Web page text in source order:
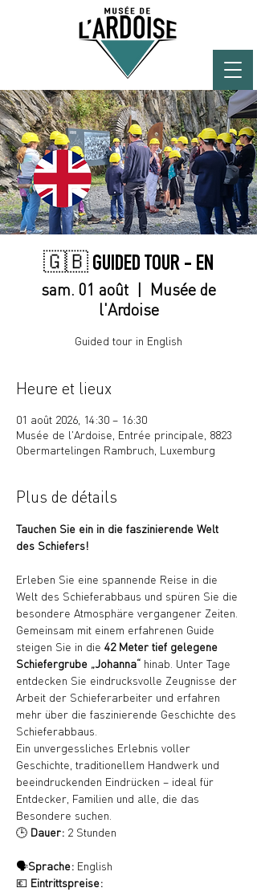
🇬🇧 GUIDED TOUR - EN
sam. 01 août
  |
Musée de
l'Ardoise
Guided tour in English
Heure et lieux
01 août 2026, 14:30 – 16:30
Musée de l'Ardoise, Entrée principale, 8823
Obermartelingen Rambruch, Luxemburg
Plus de détails
Tauchen Sie ein in die faszinierende Welt
des Schiefers!
Erleben Sie eine spannende Reise in die
Welt des Schieferabbaus und spüren Sie die
besondere Atmosphäre vergangener Zeiten.
Gemeinsam mit einem erfahrenen Guide
steigen Sie in die 42 Meter tief gelegene
Schiefergrube „Johanna“ hinab. Unter Tage
entdecken Sie eindrucksvolle Zeugnisse der
Arbeit der Schieferarbeiter und erfahren
mehr über die faszinierende Geschichte des
Schieferabbaus.
Ein unvergessliches Erlebnis voller
Geschichte, traditionellem Handwerk und
beeindruckenden Eindrücken – ideal für
Entdecker, Familien und alle, die das
Besondere suchen.
🕒 Dauer: 2 Stunden
🗣️Sprache: English
💶 Eintrittspreise: